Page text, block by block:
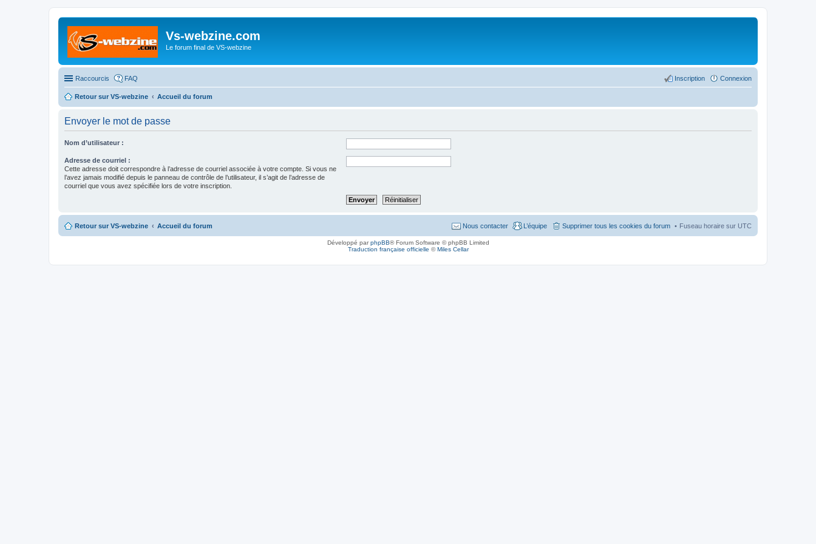
Vs-webzine.com
Le forum final de VS-webzine
Raccourcis FAQ Connexion
Inscription
Retour sur VS-webzine Accueil du forum
Envoyer le mot de passe
Nom d’utilisateur :
Adresse de courriel :
Cette adresse doit correspondre à l’adresse de courriel associée à votre compte. Si vous ne
l’avez jamais modifié depuis le panneau de contrôle de l’utilisateur, il s’agit de l’adresse de
courriel que vous avez spécifiée lors de votre inscription.
Retour sur VS-webzine Accueil du forum Fuseau horaire sur UTC
Supprimer tous les cookies du forum
L’équipe
Nous contacter
Développé parphpBB® Forum Software © phpBB Limited
Traduction française officielle ©Miles Cellar